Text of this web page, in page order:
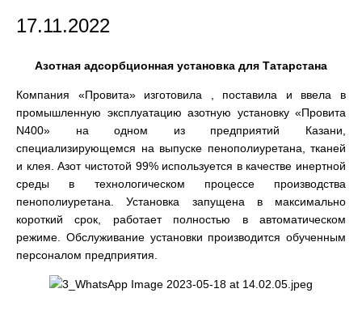
17.11.2022
Азотная адсорбционная установка для Татарстана
Компания «Провита» изготовила , поставила и ввела в
промышленную эксплуатацию азотную установку «Провита
N400» на одном из предприятий Казани,
специализирующемся на выпуске пенополиуретана, тканей
и клея. Азот чистотой 99% используется в качестве инертной
среды в технологическом процессе производства
пенополиуретана. Установка запущена в максимально
короткий срок, работает полностью в автоматическом
режиме. Обслуживание установки производится обученным
персоналом предприятия.